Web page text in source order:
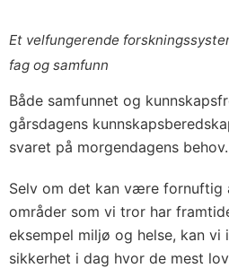
Et velfungerende
fag og samfunn
Både samfunnet og
gårsdagens
svaret på morgendagens behov.
Selv om det kan være fornuftig
områder som vi tror har
eksempel miljø og helse, kan vi
sikkerhet i dag hvor de mest